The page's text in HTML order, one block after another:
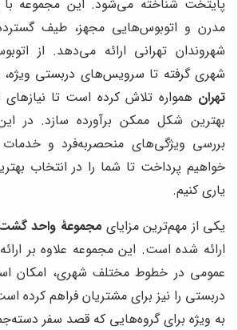
پایتخت شناخته می‌شود. این مجموعه با
مدرن و اتوبوس‌هایی مجهز، طیف
شهروندان تهرانی ارائه می‌دهد. از
شهری گرفته تا سرویس‌های دربستی ویژه،
تهران همواره تلاش کرده است تا نیازهای
بهترین شکل ممکن برآورده سازد. در
بررسی ویژگی‌های منحصربه‌فرد و
خواهیم پرداخت تا شما را در انتخاب
یاری کنیم.
یکی از مهم‌ترین مزایای مجموعۀ واحد گشت
ارائه شده است. این مجموعه علاوه بر
عمومی در خطوط مختلف شهری، امکان
دربستی را نیز برای مشتریان فراهم کرده
به ویژه برای گروه‌هایی که قصد سفر